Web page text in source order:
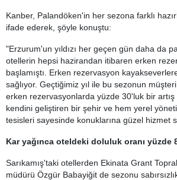
Kanber, Palandöken'in her sezona farklı
ifade ederek, şöyle konuştu:
"Erzurum'un yıldızı her geçen gün daha da
otellerin hepsi hazirandan itibaren erken
başlamıştı. Erken rezervasyon
sağlıyor. Geçtiğimiz yıl ile bu sezonun müşteri
erken rezervasyonlarda yüzde 30'luk bir
kendini geliştiren bir şehir ve hem yerel
tesisleri sayesinde konuklarına güzel hizmet
Kar yağınca oteldeki doluluk oranı yüzde
Sarıkamış'taki otellerden Ekinata Grant
müdürü Özgür Babayiğit de sezonu